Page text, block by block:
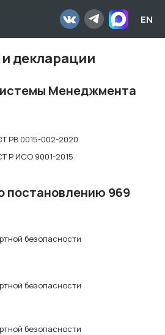
EN
декларации
Менеджмента
РВ 0015-002-2020
Р ИСО 9001-2015
постановлению 969
безопасности
безопасности
безопасности